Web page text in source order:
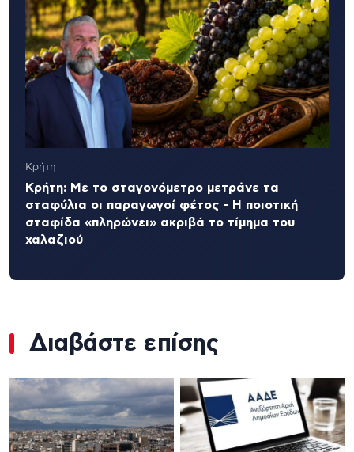
Κρήτη
Κρήτη: Με το σταγονόμετρο μετράνε τα
σταφύλια οι παραγωγοί φέτος - Η ποιοτική
σταφίδα «πληρώνει» ακριβά το τίμημα του
χαλαζιού
Διαβάστε επίσης